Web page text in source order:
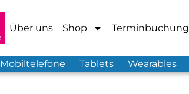
Über uns Shop Terminbuchung
Mobiltelefone Tablets Wearables